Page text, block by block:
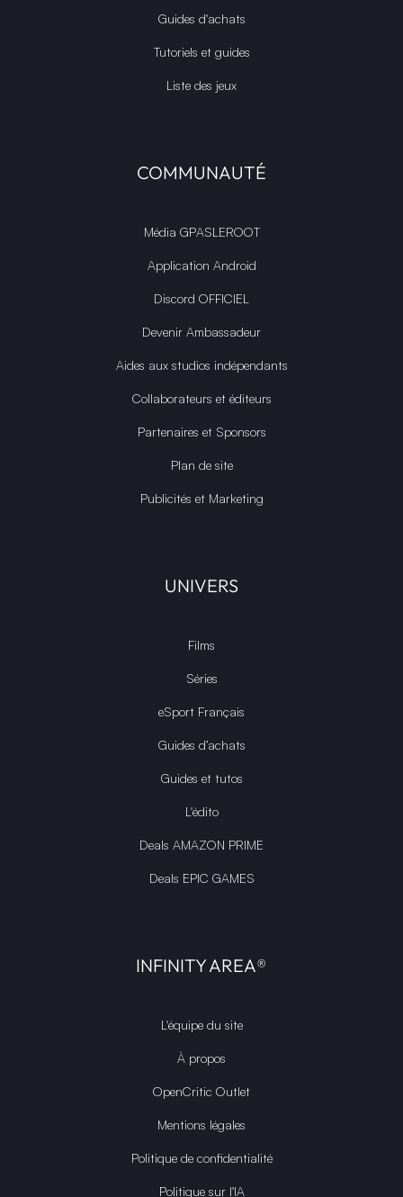
Guides d'achats
Tutoriels et guides
Liste des jeux
COMMUNAUTÉ
Média GPASLEROOT
Application Android
Discord OFFICIEL
Devenir Ambassadeur
Aides aux studios indépendants
Collaborateurs et éditeurs
Partenaires et Sponsors
Plan de site
Publicités et Marketing
UNIVERS
Films
Séries
eSport Français
Guides d’achats
Guides et tutos
L'édito
Deals AMAZON PRIME
Deals EPIC GAMES
INFINITY AREA®
L'équipe du site
À propos
OpenCritic Outlet
Mentions légales
Politique de confidentialité
Politique sur l'IA